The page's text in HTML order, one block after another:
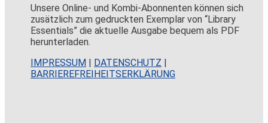
Unsere Online- und Kombi-Abonnenten können sich
zusätzlich zum gedruckten Exemplar von “Library
Essentials” die aktuelle Ausgabe bequem als PDF
herunterladen.
IMPRESSUM | DATENSCHUTZ |
BARRIEREFREIHEITSERKLÄRUNG